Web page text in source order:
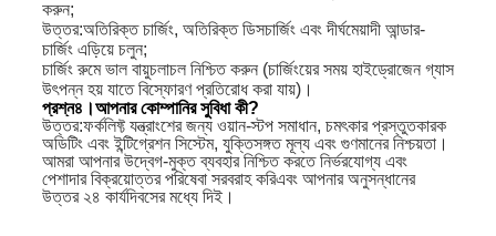
করুন;
উত্তর:অতিরিক্ত চার্জিং, অতিরিক্ত ডিসচার্জিং এবং দীর্ঘমেয়াদী আন্ডার-
চার্জিং এড়িয়ে চলুন;
চার্জিং রুমে ভাল বায়ুচলাচল নিশ্চিত করুন (চার্জিংয়ের সময় হাইড্রোজেন গ্যাস
উৎপন্ন হয় যাতে বিস্ফোরণ প্রতিরোধ করা যায়)।
প্রশ্ন৪।আপনার কোম্পানির সুবিধা কী?
উত্তর:ফর্কলিফ্ট যন্ত্রাংশের জন্য ওয়ান-স্টপ সমাধান, চমৎকার প্রস্তুতকারক
অডিটিং এবং ইন্টিগ্রেশন সিস্টেম, যুক্তিসঙ্গত মূল্য এবং গুণমানের নিশ্চয়তা।
আমরা আপনার উদ্বেগ-মুক্ত ব্যবহার নিশ্চিত করতে নির্ভরযোগ্য এবং
পেশাদার বিক্রয়োত্তর পরিষেবা সরবরাহ করিএবং আপনার অনুসন্ধানের
উত্তর ২৪ কার্যদিবসের মধ্যে দিই।